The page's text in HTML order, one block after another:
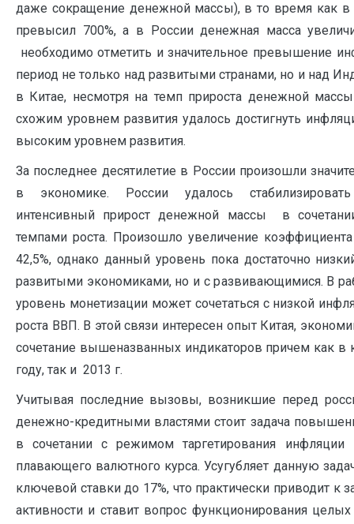
даже сокращение денежной массы), в то время как в
превысил 700%, а в России денежная масса
необходимо отметить и значительное превышение
период не только над развитыми странами, но и над
в Китае, несмотря на темп прироста денежной
схожим уровнем развития удалось достигнуть
высоким уровнем развития.
За последнее десятилетие в России произошли
в экономике. России удалось
интенсивный прирост денежной массы в
темпами роста. Произошло увеличение
42,5%, однако данный уровень пока достаточно
развитыми экономиками, но и с развивающимися. В
уровень монетизации может сочетаться с низкой
роста ВВП. В этой связи интересен опыт Китая,
сочетание вышеназванных индикаторов причем как в
году, так и 2013 г.
Учитывая последние вызовы, возникшие перед
денежно-кредитными властями стоит задача
в сочетании с режимом таргетирования инфляции
плавающего валютного курса. Усугубляет данную
ключевой ставки до 17%, что практически приводит к
активности и ставит вопрос функционирования